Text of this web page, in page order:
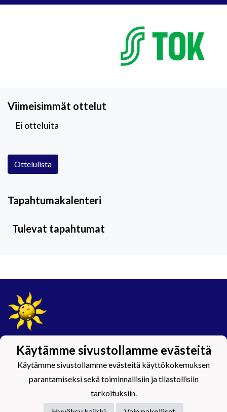
Viimeisimmät ottelut
Ei otteluita
Ottelulista
Tapahtumakalenteri
Tulevat tapahtumat
Tietosuojaseloste
#Maijamäkimagic
Käytämme sivustollamme evästeitä
Käytämme sivustollamme evästeitä käyttökokemuksen
parantamiseksi sekä toiminnallisiin ja tilastollisiin
tarkoituksiin.